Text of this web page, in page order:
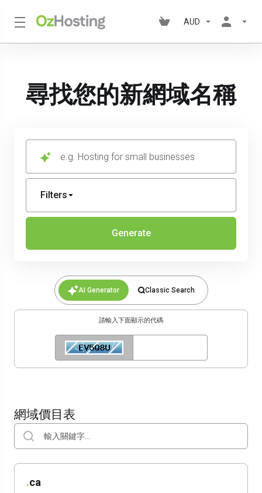
AUD
尋找您的新網域名稱
Filters
Generate
AI Generator Classic Search
請輸入下面顯示的代碼
網域價目表
.ca